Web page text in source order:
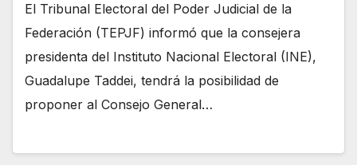
El Tribunal Electoral del Poder Judicial de la
Federación (TEPJF) informó que la consejera
presidenta del Instituto Nacional Electoral (INE),
Guadalupe Taddei, tendrá la posibilidad de
proponer al Consejo General…